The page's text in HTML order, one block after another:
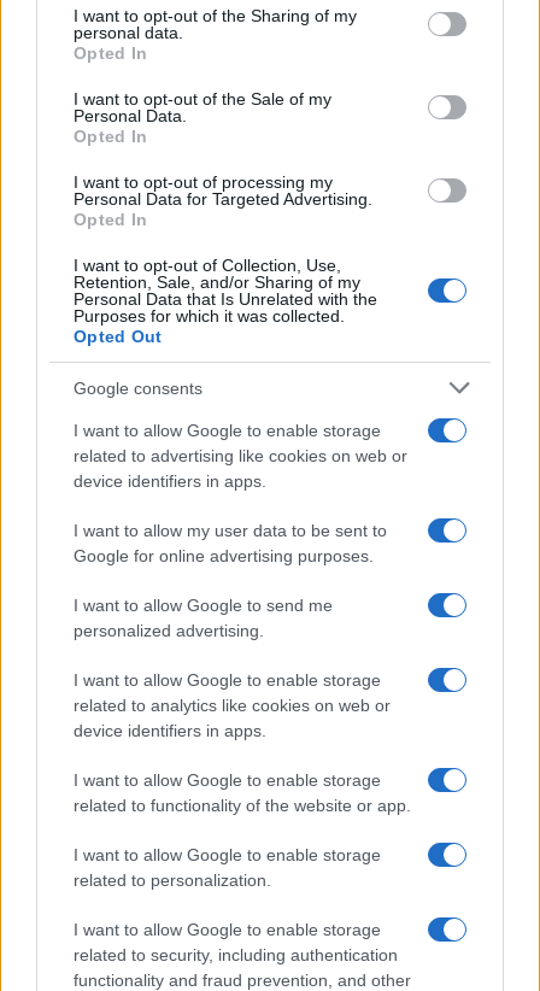
not limited to your visit or usage behaviour. You may click to
grant or deny consent to Google and its third-party tags to
use your data for below specified purposes in below Google
consent section.
I want to opt-out of the Sharing of my
personal data.
Opted In
I want to opt-out of the Sale of my
Personal Data.
Opted In
I want to opt-out of processing my
Personal Data for Targeted Advertising.
Opted In
I want to opt-out of Collection, Use,
Retention, Sale, and/or Sharing of my
Personal Data that Is Unrelated with the
Purposes for which it was collected.
Opted Out
Google consents
I want to allow Google to enable storage
related to advertising like cookies on web or
device identifiers in apps.
I want to allow my user data to be sent to
Google for online advertising purposes.
I want to allow Google to send me
personalized advertising.
I want to allow Google to enable storage
related to analytics like cookies on web or
device identifiers in apps.
I want to allow Google to enable storage
related to functionality of the website or app.
I want to allow Google to enable storage
related to personalization.
I want to allow Google to enable storage
related to security, including authentication
functionality and fraud prevention, and other
Aggius conquista la classifica delle mete più
NECROLOGIE
Mario Malu
Paolo Pinna
I nostri cari
I nostri cari